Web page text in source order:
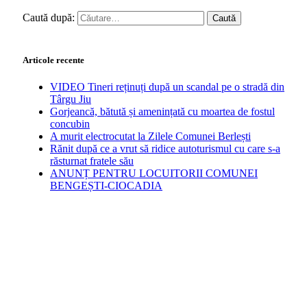
Caută după:
Articole recente
VIDEO Tineri reținuți după un scandal pe o stradă din
Târgu Jiu
Gorjeancă, bătută și amenințată cu moartea de fostul
concubin
A murit electrocutat la Zilele Comunei Berlești
Rănit după ce a vrut să ridice autoturismul cu care s-a
răsturnat fratele său
ANUNȚ PENTRU LOCUITORII COMUNEI
BENGEȘTI-CIOCADIA